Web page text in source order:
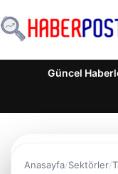
Güncel
Anasayfa Sektörler